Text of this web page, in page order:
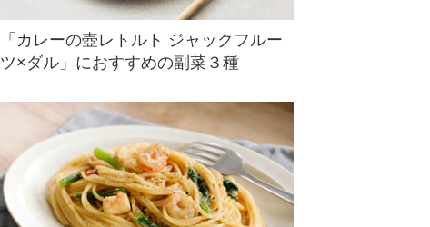
「カレーの壺レトルト ジャックフルー
ツ×ダル」におすすめの副菜３種